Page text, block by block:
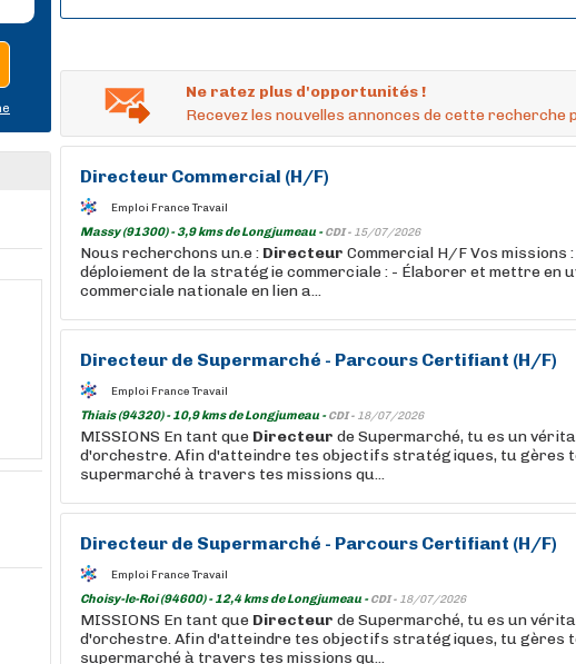
Ne ratez plus d'opportunités !
Recevez les nouvelles annonces de cette recherche
Directeur Commercial (H/F)
Emploi France Travail
Massy (91300) - 3,9 kms de Longjumeau -CDI - 15/07/2026
Nous recherchons un.e : Directeur Commercial H/F Vos missions
déploiement de la stratégie commerciale : - Élaborer et mettre en
commerciale nationale en lien a...
Directeur de Supermarché - Parcours Certifiant (H/F)
Emploi France Travail
Thiais (94320) - 10,9 kms de Longjumeau -CDI - 18/07/2026
MISSIONS En tant que Directeur de Supermarché, tu es un
d'orchestre. Afin d'atteindre tes objectifs stratégiques, tu gères
supermarché à travers tes missions qu...
Directeur de Supermarché - Parcours Certifiant (H/F)
Emploi France Travail
Choisy-le-Roi (94600) - 12,4 kms de Longjumeau -CDI - 18/07/2026
MISSIONS En tant que Directeur de Supermarché, tu es un
d'orchestre. Afin d'atteindre tes objectifs stratégiques, tu gères
supermarché à travers tes missions qu...